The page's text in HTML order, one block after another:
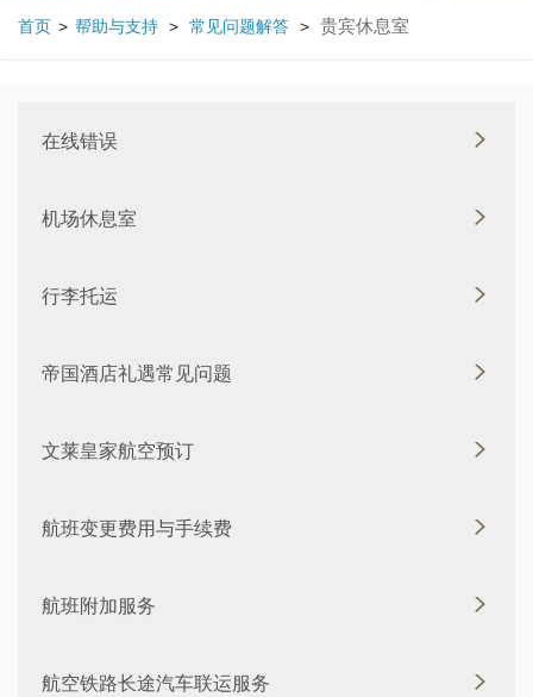
首页 > 帮助与支持 > 常见问题解答 > 贵宾休息室
在线错误
机场休息室
行李托运
帝国酒店礼遇常见问题
文莱皇家航空预订
航班变更费用与手续费
航班附加服务
航空铁路长途汽车联运服务